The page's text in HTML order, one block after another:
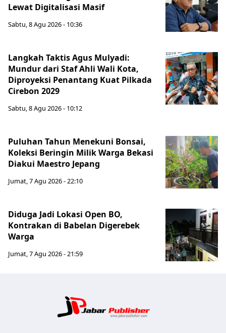
Lewat Digitalisasi Masif
Sabtu, 8 Agu 2026 - 10:36
Langkah Taktis Agus Mulyadi:
Mundur dari Staf Ahli Wali Kota,
Diproyeksi Penantang Kuat Pilkada
Cirebon 2029
Sabtu, 8 Agu 2026 - 10:12
Puluhan Tahun Menekuni Bonsai,
Koleksi Beringin Milik Warga Bekasi
Diakui Maestro Jepang
Jumat, 7 Agu 2026 - 22:10
Diduga Jadi Lokasi Open BO,
Kontrakan di Babelan Digerebek
Warga
Jumat, 7 Agu 2026 - 21:59